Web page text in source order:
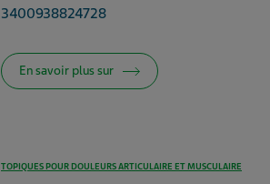
3400938824728
En savoir plus sur
TOPIQUES POUR DOULEURS ARTICULAIRE ET MUSCULAIRE